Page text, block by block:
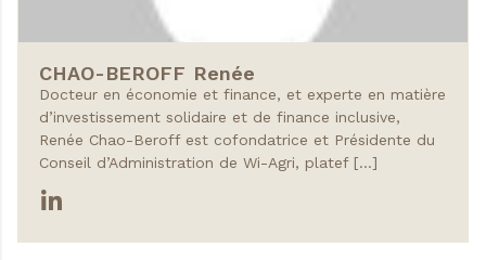
CHAO-BEROFF Renée
Docteur en économie et finance, et experte en matière
d’investissement solidaire et de finance inclusive,
Renée Chao-Beroff est cofondatrice et Présidente du
Conseil d’Administration de Wi-Agri, platef […]